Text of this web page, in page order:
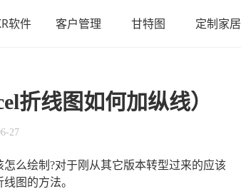
软件 客户管理 甘特图 定制家居
折线图如何加纵线）
27
么绘制?对于刚从其它版本转型过来的应该
图的方法。